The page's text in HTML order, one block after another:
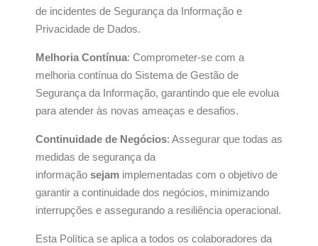
de incidentes de Segurança da Informação e
Privacidade de Dados.
Melhoria Contínua: Comprometer-se com a
melhoria contínua do Sistema de Gestão de
Segurança da Informação, garantindo que ele evolua
para atender às novas ameaças e desafios.
Continuidade de Negócios: Assegurar que todas as
medidas de segurança da
informação sejam implementadas com o objetivo de
garantir a continuidade dos negócios, minimizando
interrupções e assegurando a resiliência operacional.
Esta Política se aplica a todos os colaboradores da